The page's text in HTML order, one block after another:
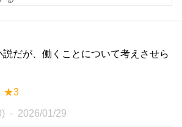
説だが、働くことについて考えさせら
★3
2026/01/29